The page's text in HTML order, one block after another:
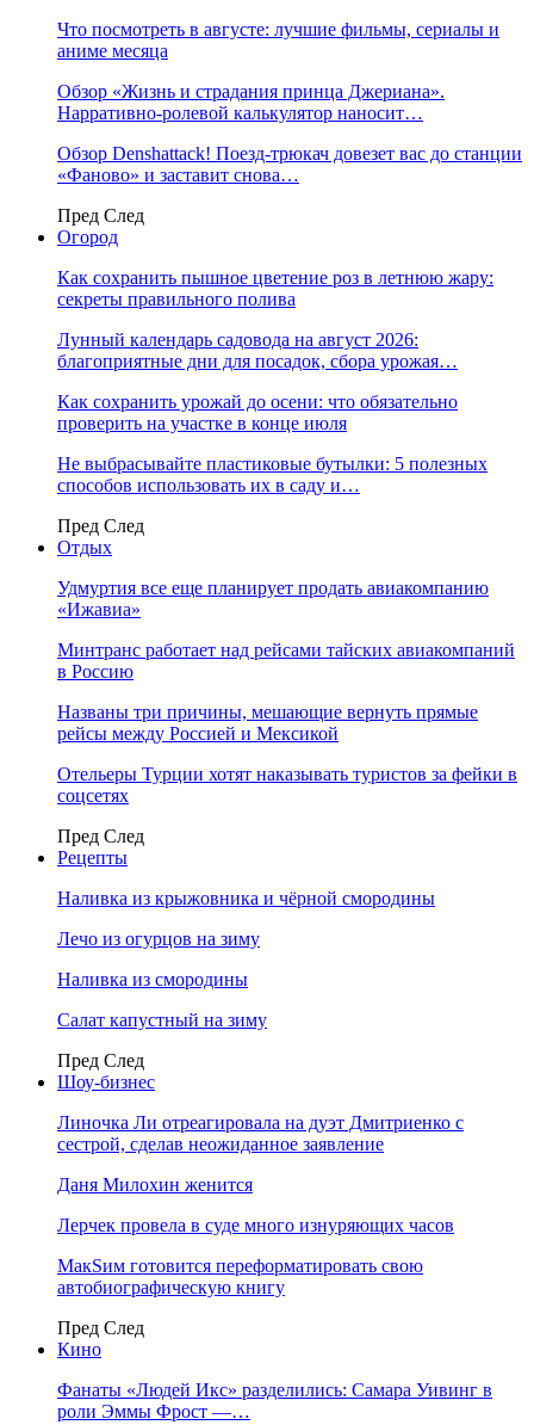
Что посмотреть в августе: лучшие фильмы, сериалы и
аниме месяца
Обзор «Жизнь и страдания принца Джериана».
Нарративно-ролевой калькулятор наносит…
Обзор Denshattack! Поезд-трюкач довезет вас до станции
«Фаново» и заставит снова…
Пред След
Огород
Как сохранить пышное цветение роз в летнюю жару:
секреты правильного полива
Лунный календарь садовода на август 2026:
благоприятные дни для посадок, сбора урожая…
Как сохранить урожай до осени: что обязательно
проверить на участке в конце июля
Не выбрасывайте пластиковые бутылки: 5 полезных
способов использовать их в саду и…
Пред След
Отдых
Удмуртия все еще планирует продать авиакомпанию
«Ижавиа»
Минтранс работает над рейсами тайских авиакомпаний
в Россию
Названы три причины, мешающие вернуть прямые
рейсы между Россией и Мексикой
Отельеры Турции хотят наказывать туристов за фейки в
соцсетях
Пред След
Рецепты
Наливка из крыжовника и чёрной смородины
Лечо из огурцов на зиму
Наливка из смородины
Салат капустный на зиму
Пред След
Шоу-бизнес
Линочка Ли отреагировала на дуэт Дмитриенко с
сестрой, сделав неожиданное заявление
Даня Милохин женится
Лерчек провела в суде много изнуряющих часов
МакSим готовится переформатировать свою
автобиографическую книгу
Пред След
Кино
Фанаты «Людей Икс» разделились: Самара Уивинг в
роли Эммы Фрост —…